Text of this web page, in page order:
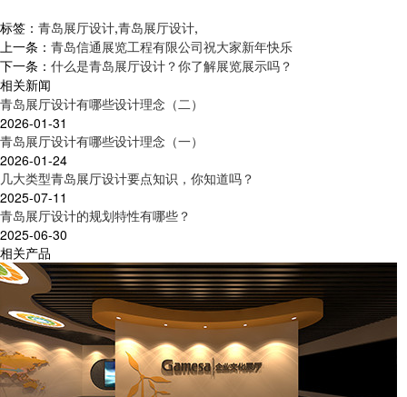
标签： 青岛展厅设计,青岛展厅设计,
上一条： 青岛信通展览工程有限公司祝大家新年快乐
下一条： 什么是青岛展厅设计？你了解展览展示吗？
相关新闻
青岛展厅设计有哪些设计理念（二）
2026-01-31
青岛展厅设计有哪些设计理念（一）
2026-01-24
几大类型青岛展厅设计要点知识，你知道吗？
2025-07-11
青岛展厅设计的规划特性有哪些？
2025-06-30
相关产品